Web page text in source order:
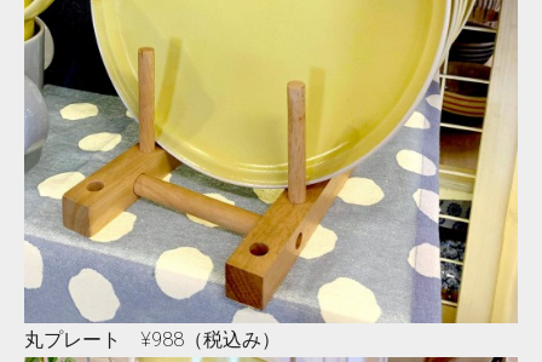
丸プレート ¥988（税込み）